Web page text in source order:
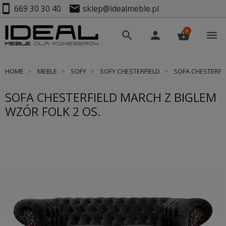
smartphone 669 30 30 40 mail sklep@idealmeble.pl
search person shopping_basket
0 menu
HOME MEBLE SOFY SOFY CHESTERFIELD SOFA
SOFA CHESTERFIELD MARCH Z BIGLEM
WZÓR FOLK 2 OS.